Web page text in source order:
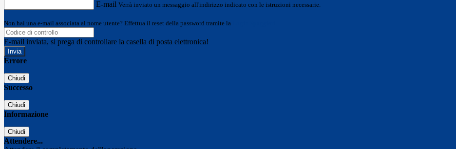
E-mail Verrà inviato un messaggio all'indirizzo indicato con le istruzioni necessarie.
Non hai una e-mail associata al nome utente? Effettua il reset della password tramite la
E-mail inviata, si prega di controllare la casella di posta elettronica!
Errore
Chiudi
Successo
Chiudi
Informazione
Chiudi
Attendere...